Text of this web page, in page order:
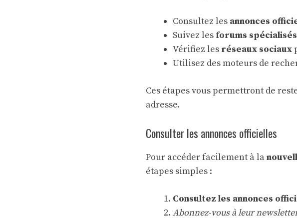
Consultez les annonces
Suivez les forums spécialisés
Vérifiez les réseaux sociaux
Utilisez des moteurs de
Ces étapes vous permettront de
adresse.
Consulter les annonces officielles
Pour accéder facilement à la
étapes simples :
Consultez les annonces
Abonnez-vous à leur